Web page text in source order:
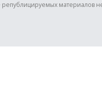
републицируемых материалов